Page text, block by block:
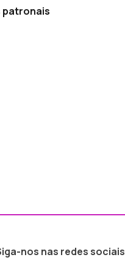
patronais
nos nas redes sociais